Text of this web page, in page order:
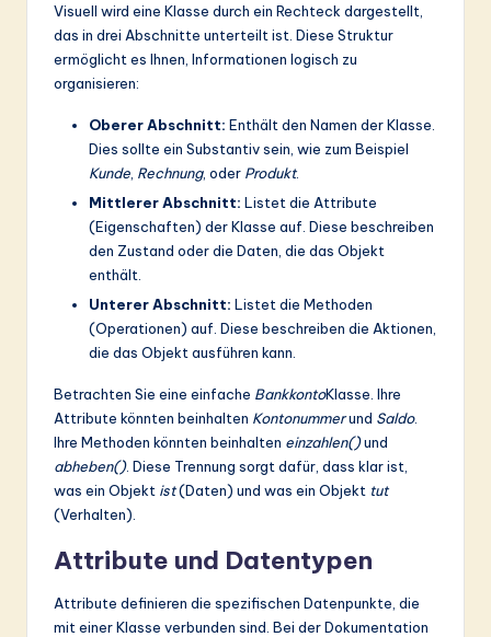
Visuell wird eine Klasse durch ein Rechteck dargestellt,
das in drei Abschnitte unterteilt ist. Diese Struktur
ermöglicht es Ihnen, Informationen logisch zu
organisieren:
Oberer Abschnitt: Enthält den Namen der Klasse.
Dies sollte ein Substantiv sein, wie zum Beispiel
Kunde Rechnung, oder Produkt.
Mittlerer Abschnitt: Listet die Attribute
(Eigenschaften) der Klasse auf. Diese beschreiben
den Zustand oder die Daten, die das Objekt
enthält.
Unterer Abschnitt: Listet die Methoden
(Operationen) auf. Diese beschreiben die Aktionen,
die das Objekt ausführen kann.
Betrachten Sie eine einfache BankkontoKlasse. Ihre
Attribute könnten beinhalten Kontonummerund Saldo.
Ihre Methoden könnten beinhalten einzahlen()und
abheben(). Diese Trennung sorgt dafür, dass klar ist,
was ein Objekt ist(Daten) und was ein Objekt tut
(Verhalten).
Attribute und Datentypen
Attribute definieren die spezifischen Datenpunkte, die
mit einer Klasse verbunden sind. Bei der Dokumentation